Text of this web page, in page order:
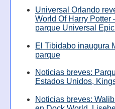
Universal Orlando
World Of Harry Potter
parque Universal
El Tibidabo inaugura
parque
Noticias breves:
Estados Unidos,
Noticias breves: